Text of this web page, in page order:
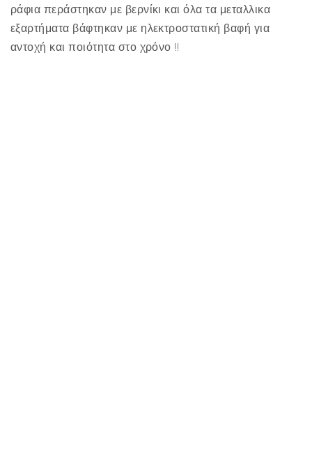
ράφια περάστηκαν με βερνίκι και όλα τα μεταλλικα
εξαρτήματα βάφτηκαν με ηλεκτροστατική βαφή για
αντοχή και ποιότητα στο χρόνο !!